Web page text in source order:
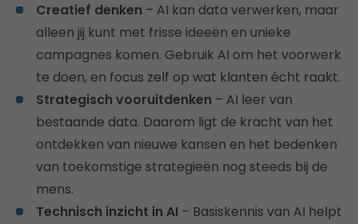
Creatief denken – AI kan data verwerken, maar
alleen jij kunt met frisse ideeën en unieke
campagnes komen. Gebruik AI om het voorwerk
te doen, en focus zelf op wat klanten écht raakt.
Strategisch vooruitdenken – AI leer van
bestaande data. Daarom ligt de kracht van het
ontdekken van nieuwe kansen en het bedenken
van toekomstige strategieën nog steeds bij de
mens.
Technisch inzicht in AI – Basiskennis van AI helpt